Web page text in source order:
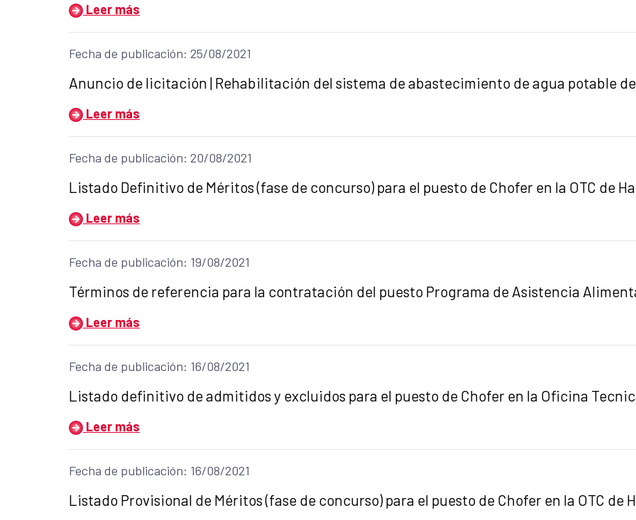
Leer más
Fecha de publicación: 25/08/2021
Título del anuncio:
Anuncio de licitación | Rehabilitación del sistema de abastecimiento de agua potable
Leer más
Fecha de publicación: 20/08/2021
Título del anuncio:
Listado Definitivo de Méritos (fase de concurso) para el puesto de Chofer en la OTC de
Leer más
Fecha de publicación: 19/08/2021
Título del anuncio:
Términos de referencia para la contratación del puesto Programa de Asistencia
Leer más
Fecha de publicación: 16/08/2021
Título del anuncio:
Listado definitivo de admitidos y excluidos para el puesto de Chofer en la Oficina
Leer más
Fecha de publicación: 16/08/2021
Título del anuncio:
Listado Provisional de Méritos (fase de concurso) para el puesto de Chofer en la OTC de